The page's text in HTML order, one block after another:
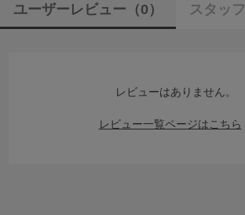
ユーザーレビュー （0） スタッ
レビューはありません。
レビュー一覧ページはこちら